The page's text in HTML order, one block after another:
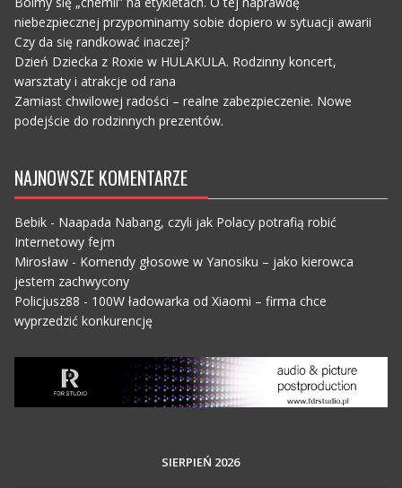
niebezpiecznej przypominamy sobie dopiero w sytuacji awarii
Czy da się randkować inaczej?
Dzień Dziecka z Roxie w HULAKULA. Rodzinny koncert,
warsztaty i atrakcje od rana
Zamiast chwilowej radości – realne zabezpieczenie. Nowe
podejście do rodzinnych prezentów.
NAJNOWSZE KOMENTARZE
Bebik- Naapada Nabang, czyli jak Polacy potrafią robić
Internetowy fejm
Mirosław- Komendy głosowe w Yanosiku – jako kierowca
jestem zachwycony
Policjusz88 - 100W ładowarka od Xiaomi – firma chce
wyprzedzić konkurencję
SIERPIEŃ 2026